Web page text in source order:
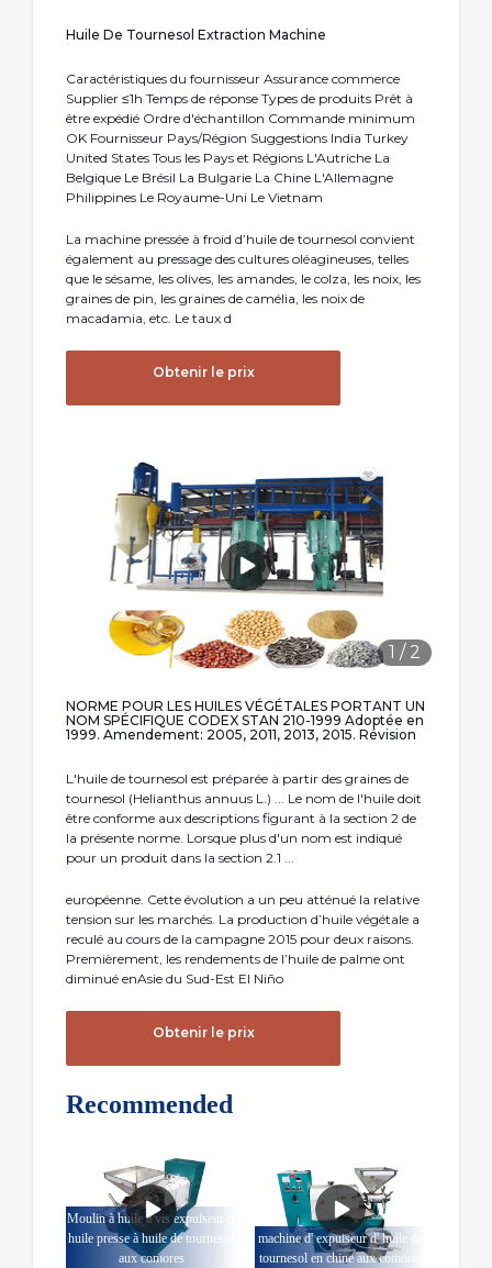
Huile De Tournesol Extraction Machine
Caractéristiques du fournisseur Assurance commerce
Supplier ≤1h Temps de réponse Types de produits Prêt à
être expédié Ordre d'échantillon Commande minimum
OK Fournisseur Pays/Région Suggestions India Turkey
United States Tous les Pays et Régions L'Autriche La
Belgique Le Brésil La Bulgarie La Chine L'Allemagne
Philippines Le Royaume-Uni Le Vietnam
La machine pressée à froid d’huile de tournesol convient
également au pressage des cultures oléagineuses, telles
que le sésame, les olives, les amandes, le colza, les noix, les
graines de pin, les graines de camélia, les noix de
macadamia, etc. Le taux d
Obtenir le prix
1 / 2
NORME POUR LES HUILES VÉGÉTALES PORTANT UN
NOM SPÉCIFIQUE CODEX STAN 210-1999 Adoptée en
1999. Amendement: 2005, 2011, 2013, 2015. Révision
L'huile de tournesol est préparée à partir des graines de
tournesol (Helianthus annuus L.) ... Le nom de l'huile doit
être conforme aux descriptions figurant à la section 2 de
la présente norme. Lorsque plus d'un nom est indiqué
pour un produit dans la section 2.1 ...
européenne. Cette évolution a un peu atténué la relative
tension sur les marchés. La production d’huile végétale a
reculé au cours de la campagne 2015 pour deux raisons.
Premièrement, les rendements de l’huile de palme ont
diminué enAsie du Sud-Est El Niño
Obtenir le prix
Recommended
Moulin à huile à vis expulseur d'
huile presse à huile de tournesol
aux comores
machine d' expulseur d' huile de
tournesol en chine aux comores